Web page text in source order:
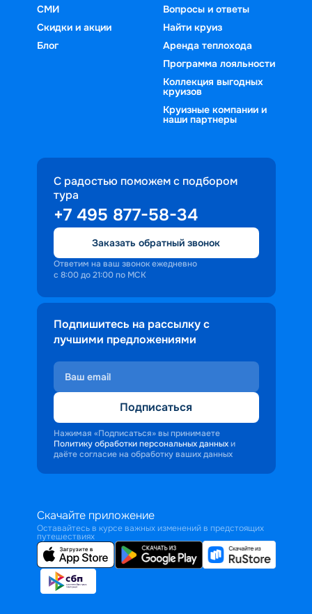
СМИ
Скидки и акции
Блог
Вопросы и ответы
Найти круиз
Аренда теплохода
Программа лояльности
Коллекция выгодных
круизов
Круизные компании и
наши партнеры
С радостью поможем с подбором
тура
+7 495 877-58-34
Заказать обратный звонок
Ответим на ваш звонок ежедневно
с 8:00 до 21:00 по МСК
Подпишитесь на рассылку с
лучшими предложениями
Подписаться
Нажимая «Подписаться» вы принимаете
Политику обработки персональных данных и
даёте согласие на обработку ваших данных
Скачайте приложение
Оставайтесь в курсе важных изменений в предстоящих
путешествиях